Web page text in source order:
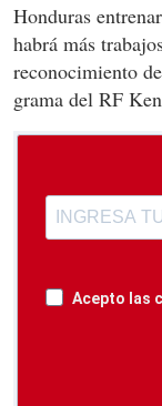
Honduras
habrá más
reconocimiento
grama del RF
Acepto las